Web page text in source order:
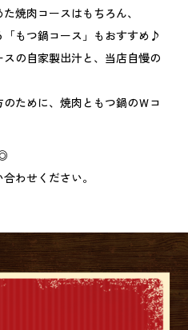
焼肉コースはもちろん、
もつ鍋コース」もおすすめ♪
の自家製出汁と、当店自慢の
ために、焼肉ともつ鍋のＷコ
わせください。